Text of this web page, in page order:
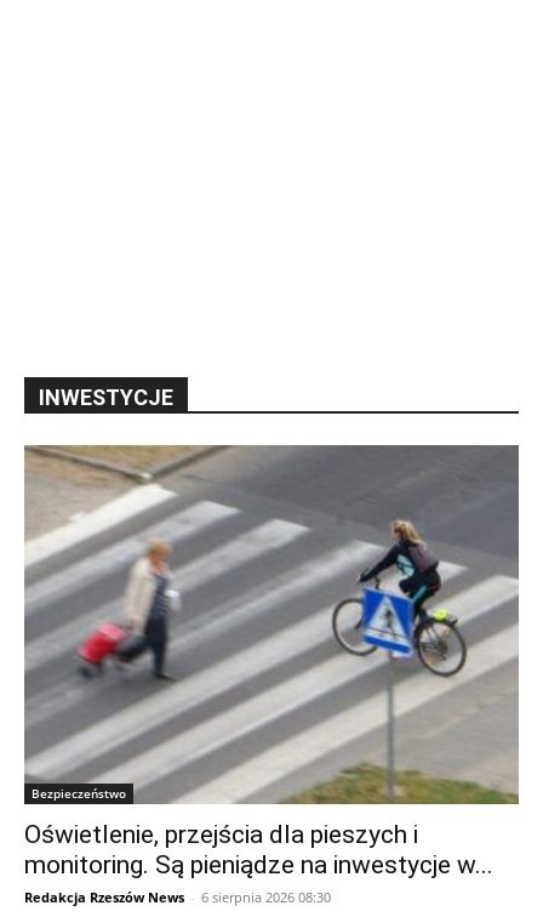
INWESTYCJE
Bezpieczeństwo
Oświetlenie, przejścia dla pieszych i
monitoring. Są pieniądze na inwestycje w...
Redakcja Rzeszów News - 6 sierpnia 2026 08:30